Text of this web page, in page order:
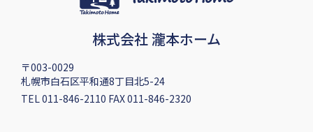
株式会社 瀧本ホーム
〒003-0029
札幌市白石区平和通8丁目北5-24
TEL 011-846-2110 FAX 011-846-2320